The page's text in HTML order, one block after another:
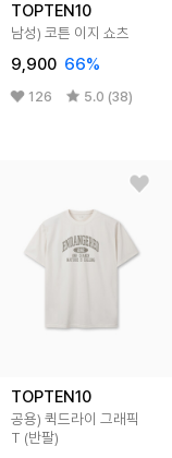
TOPTEN10
남성) 코튼 이지 쇼츠
9,900 66%
126 5.0 (38)
TOPTEN10
공용) 퀵드라이 그래픽
T (반팔)